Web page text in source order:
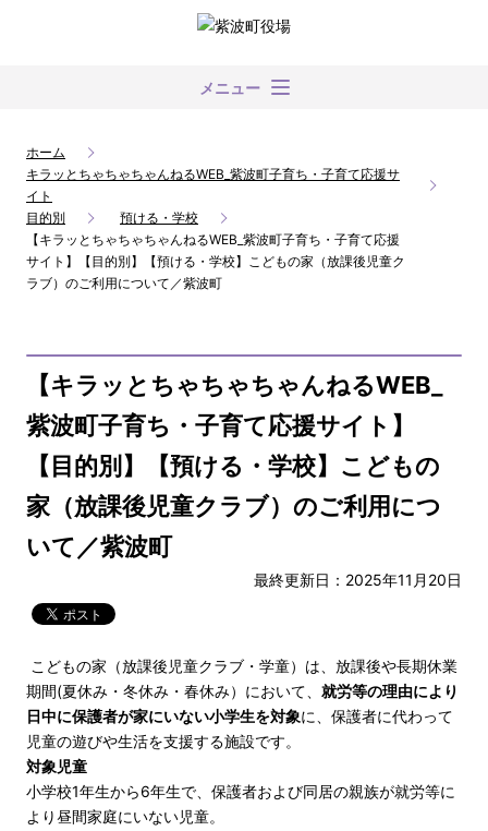
メニュー
ホーム
キラッとちゃちゃちゃんねるWEB_紫波町子育ち・子育て応援サ
イト
目的別
預ける・学校
【キラッとちゃちゃちゃんねるWEB_紫波町子育ち・子育て応援
サイト】【目的別】【預ける・学校】こどもの家（放課後児童ク
ラブ）のご利用について／紫波町
【キラッとちゃちゃちゃんねるWEB_
紫波町子育ち・子育て応援サイト】
【目的別】【預ける・学校】こどもの
家（放課後児童クラブ）のご利用につ
いて／紫波町
最終更新日：2025年11月20日
こどもの家（放課後児童クラブ・学童）は、放課後や長期休業
期間(夏休み・冬休み・春休み）において、 就労等の理由により
日中に保護者が家にいない小学生を対象に、保護者に代わって
児童の遊びや生活を支援する施設です。
対象児童
小学校1年生から6年生で、保護者および同居の親族が就労等に
より昼間家庭にいない児童。